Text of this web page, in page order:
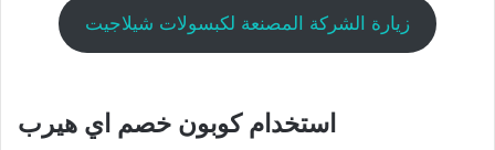
زيارة الشركة المصنعة لكبسولات شيلاجيت
استخدام كوبون خصم اي هيرب